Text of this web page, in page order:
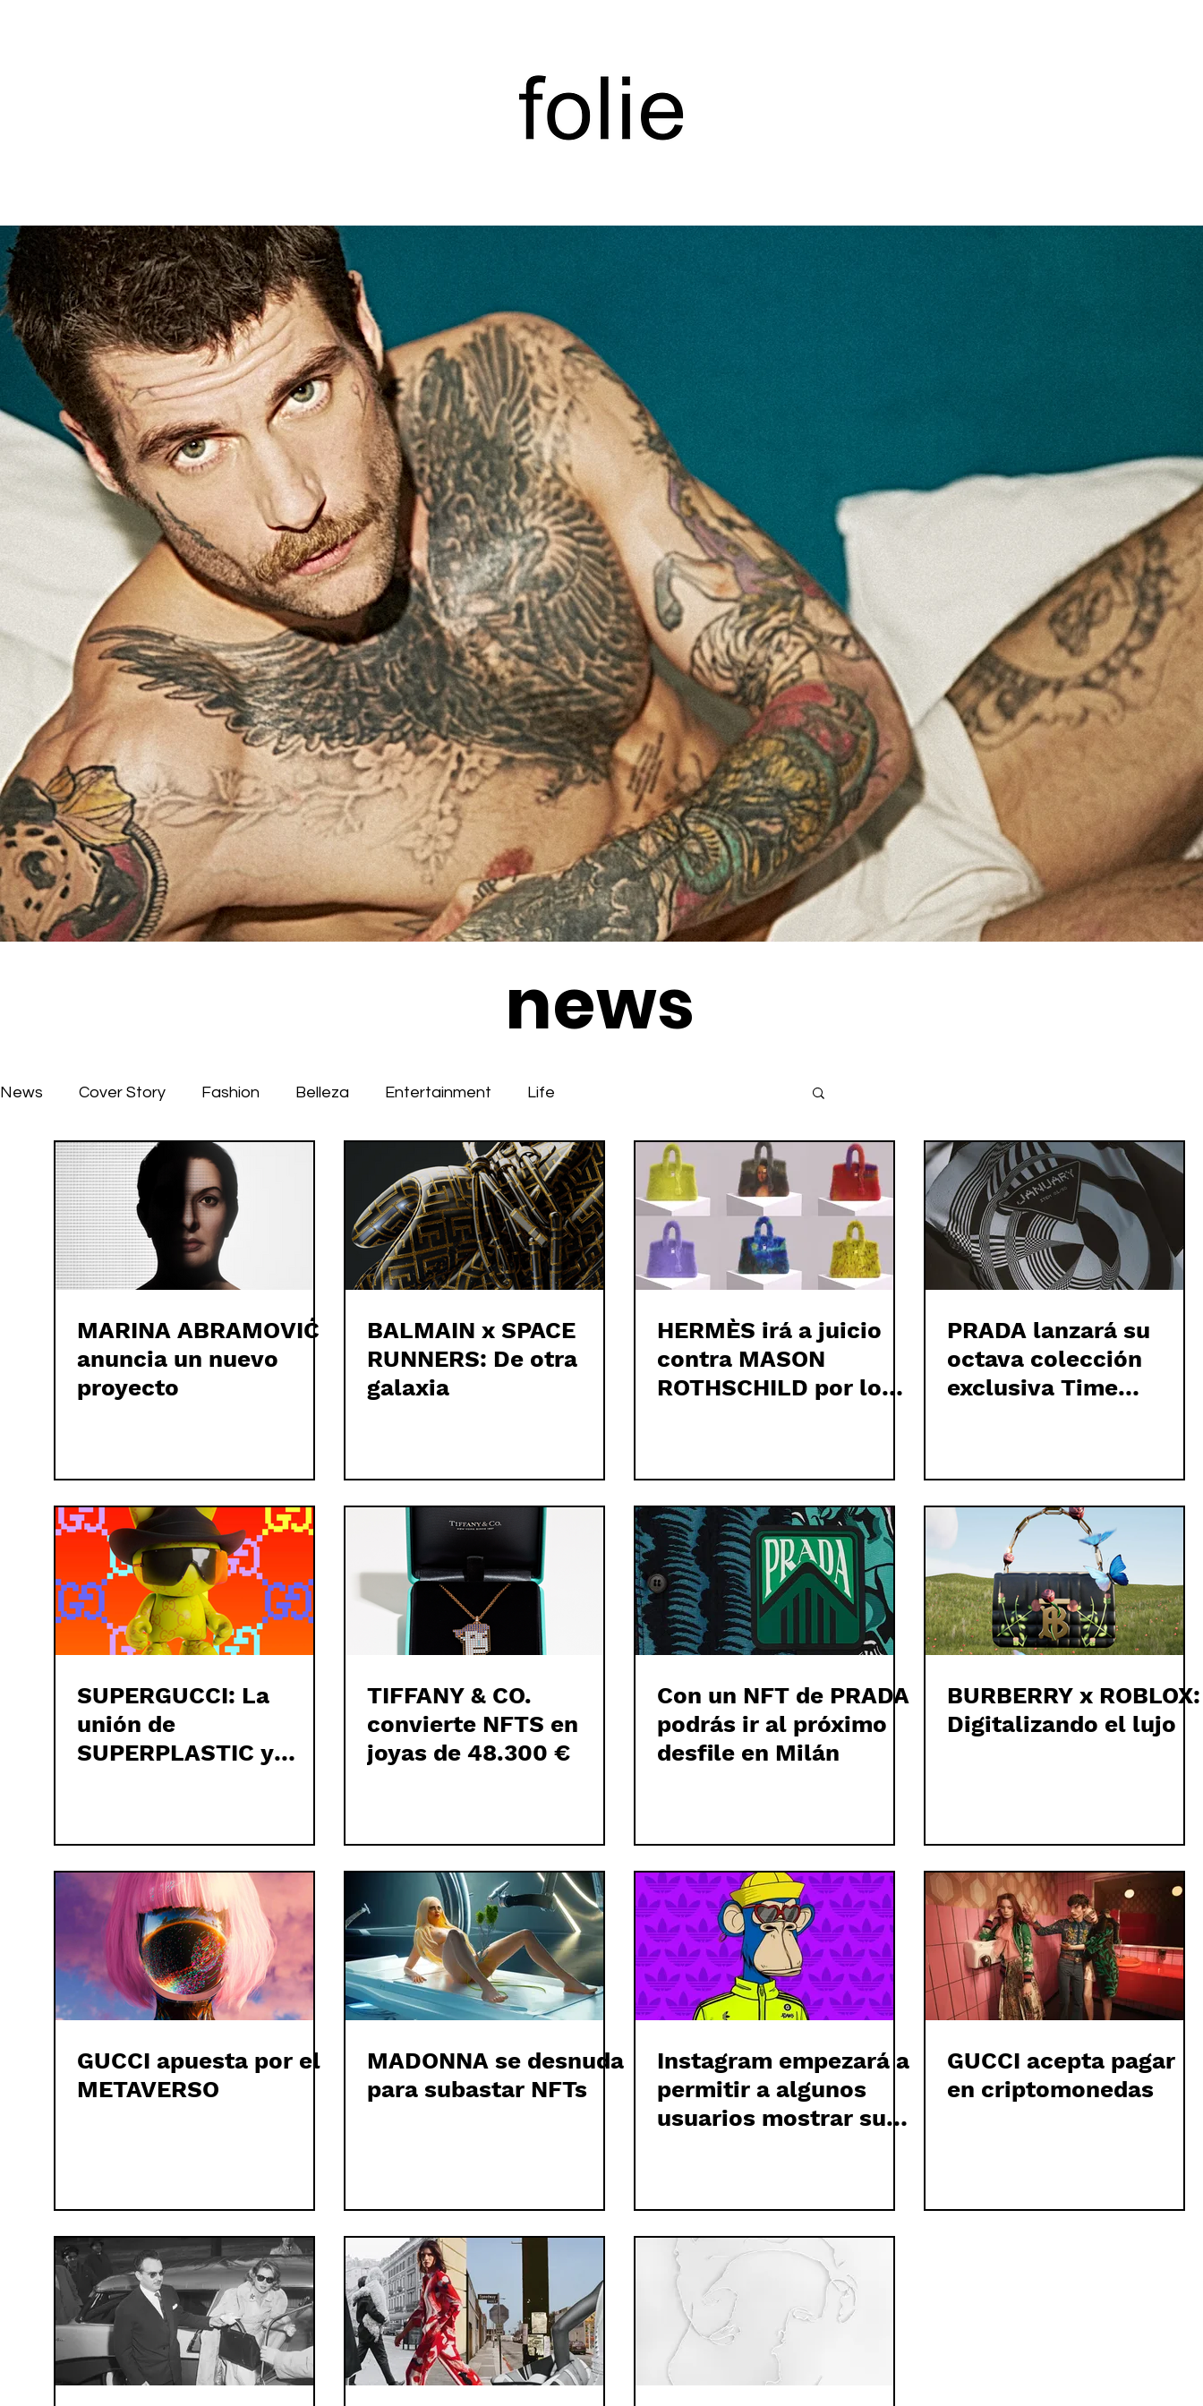
news
News Cover Story Fashion Belleza Entertainment Life
MARINA ABRAMOVIĆ
anuncia un nuevo
proyecto
BALMAIN x SPACE
RUNNERS: De otra
galaxia
HERMÈS irá a juicio
contra MASON
ROTHSCHILD por los
PRADA lanzará su
octava colección
exclusiva Time
SUPERGUCCI: La
unión de
SUPERPLASTIC y
TIFFANY & CO.
convierte NFTS en
joyas de 48.300 €
Con un NFT de PRADA
podrás ir al próximo
desfile en Milán
BURBERRY x ROBLOX:
Digitalizando el lujo
GUCCI apuesta por el
METAVERSO
MADONNA se desnuda
para subastar NFTs
Instagram empezará a
permitir a algunos
usuarios mostrar sus
GUCCI acepta pagar
en criptomonedas